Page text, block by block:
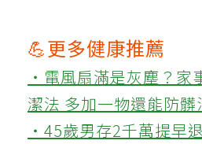
💪更多健康推薦
‧電風扇滿是灰塵？家
潔法 多加一物還能防髒
‧45歲男存2千萬提早